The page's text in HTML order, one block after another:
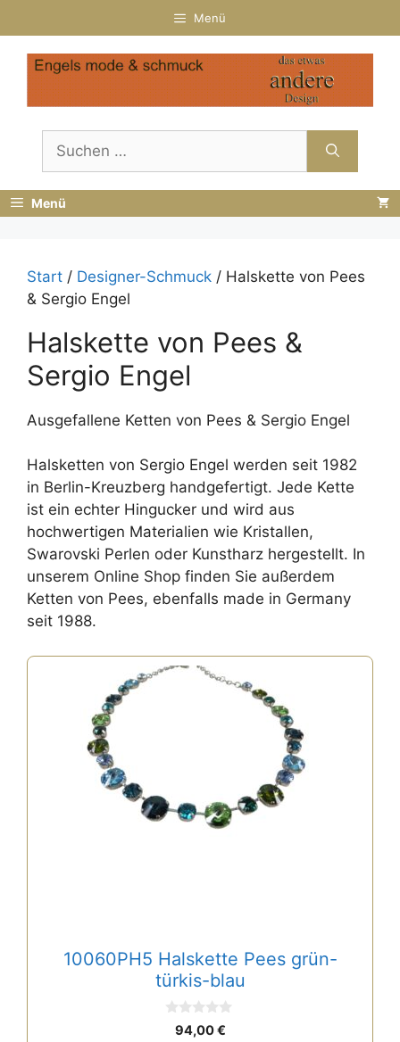
Inhalt
springen
Menü
nach:
Menü
Start / Designer-Schmuck / Halskette von Pees
& Sergio Engel
Halskette von Pees &
Sergio Engel
Ausgefallene Ketten von Pees & Sergio Engel
Halsketten von Sergio Engel werden seit 1982
in Berlin-Kreuzberg handgefertigt. Jede Kette
ist ein echter Hingucker und wird aus
hochwertigen Materialien wie Kristallen,
Swarovski Perlen oder Kunstharz hergestellt. In
unserem Online Shop finden Sie außerdem
Ketten von Pees, ebenfalls made in Germany
seit 1988.
10060PH5 Halskette Pees grün-
türkis-blau
94,00€